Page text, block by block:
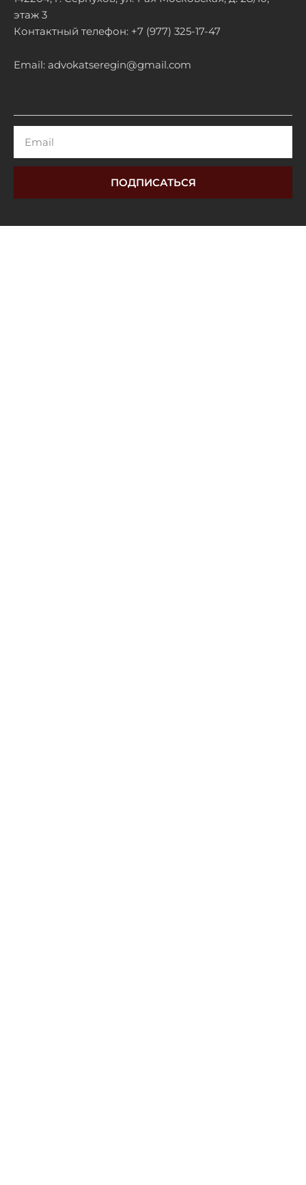
этаж 3
Контактный телефон: +7 (977) 325-17-47
Email: advokatseregin@gmail.com
ПОДПИСАТЬСЯ